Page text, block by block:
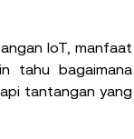
IoT, manfaat
tahu bagaimana
tantangan yang